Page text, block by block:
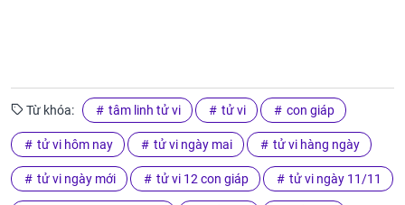
Từ khóa: tâm linh tử vi tử vi con giáp
tử vi hôm nay tử vi ngày mai tử vi hàng ngày
tử vi ngày mới tử vi 12 con giáp tử vi ngày 11/11